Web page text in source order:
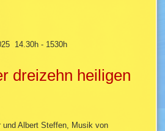
14.30h - 1530h
dreizehn heiligen
und Albert Steffen, Musik von